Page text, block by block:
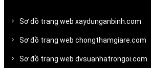
Sơ đồ trang web xaydunganbinh.com
Sơ đồ trang web chongthamgiare.com
Sơ đồ trang web dvsuanhatrongoi.com